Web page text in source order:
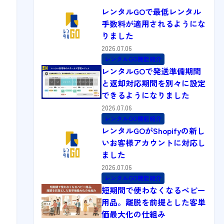
レンタルGOで最低レンタル
手数料が適用されるようにな
りました
2026.07.06
レンタルGO機能紹介
レンタルGOで発送準備期間
と返却対応期間を別々に設定
できるようになりました
2026.07.06
レンタルGO機能紹介
レンタルGOがShopifyの新し
いお客様アカウントに対応し
ました
2026.07.06
レンタルGO機能紹介
短期間で使わなくなるベビー
用品。離脱を前提とした客単
価最大化の仕組み